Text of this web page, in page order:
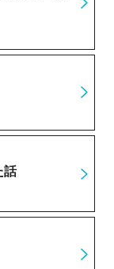
話